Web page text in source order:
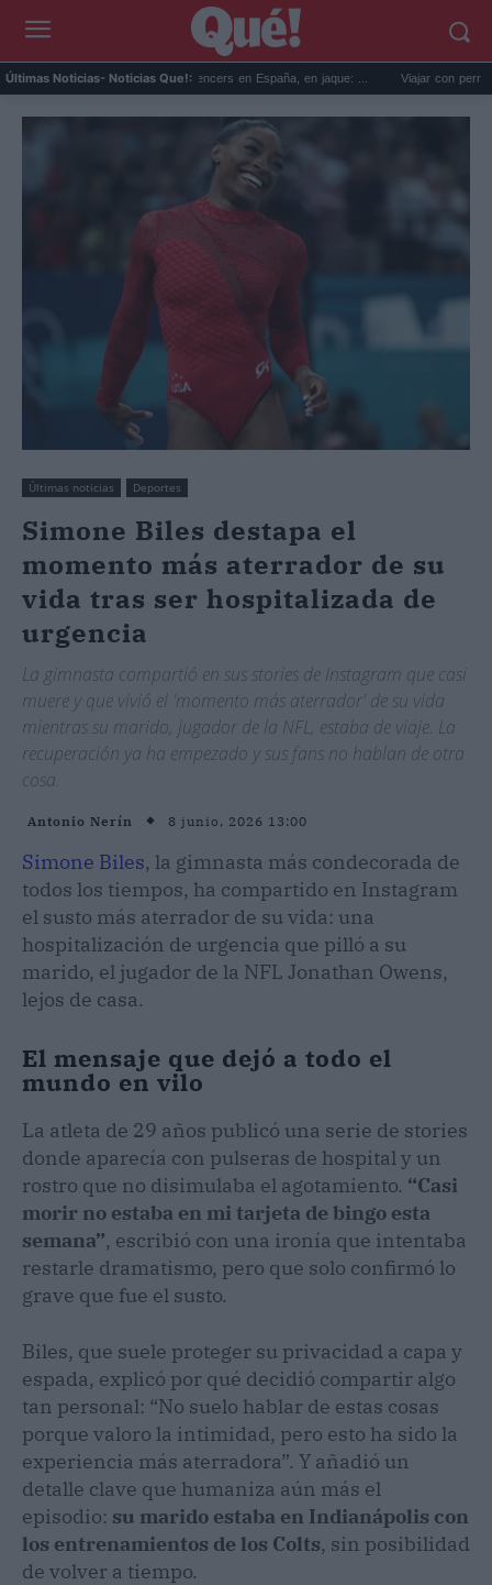
Últimas Noticias- Noticias Que!:
La regulación de influencers en España, en jaque: ... Viajar con perro en
Últimas noticias Deportes
Simone Biles destapa el
momento más aterrador de su
vida tras ser hospitalizada de
urgencia
La gimnasta compartió en sus stories de Instagram que casi
muere y que vivió el 'momento más aterrador' de su vida
mientras su marido, jugador de la NFL, estaba de viaje. La
recuperación ya ha empezado y sus fans no hablan de otra
cosa.
Antonio Nerín 8 junio, 2026 13:00
Simone Biles, la gimnasta más condecorada de
todos los tiempos, ha compartido en Instagram
el susto más aterrador de su vida: una
hospitalización de urgencia que pilló a su
marido, el jugador de la NFL Jonathan Owens,
lejos de casa.
El mensaje que dejó a todo el
mundo en vilo
La atleta de 29 años publicó una serie de stories
donde aparecía con pulseras de hospital y un
rostro que no disimulaba el agotamiento. “Casi
morir no estaba en mi tarjeta de bingo esta
semana”, escribió con una ironía que intentaba
restarle dramatismo, pero que solo confirmó lo
grave que fue el susto.
Biles, que suele proteger su privacidad a capa y
espada, explicó por qué decidió compartir algo
tan personal: “No suelo hablar de estas cosas
porque valoro la intimidad, pero esto ha sido la
experiencia más aterradora”. Y añadió un
detalle clave que humaniza aún más el
episodio: su marido estaba en Indianápolis con
los entrenamientos de los Colts, sin posibilidad
de volver a tiempo.